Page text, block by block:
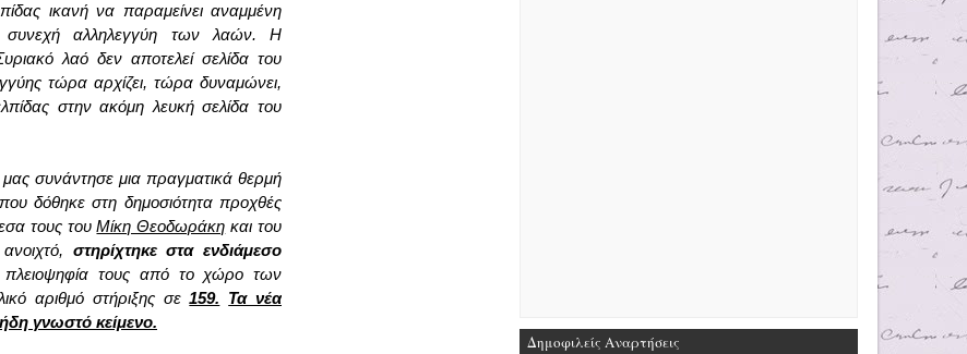
ικανή να παραμείνει αναμμένη
συνεχή αλληλεγγύη των λαών. Η
λαό δεν αποτελεί σελίδα του
τώρα αρχίζει, τώρα δυναμώνει,
στην ακόμη λευκή σελίδα του
μας συνάντησε μια πραγματικά θερμή
δόθηκε στη δημοσιότητα προχθές
τους τουΜίκη Θεοδωράκη και του
στηρίχτηκε στα ενδιάμεσο
πλειοψηφία τους από το χώρο των
αριθμό στήριξης σε159. Τα νέα
γνωστό κείμενο.
Δημοφιλείς Αναρτήσεις